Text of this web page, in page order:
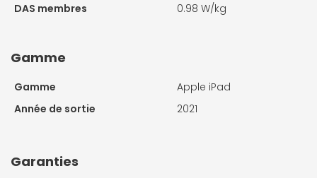
DAS membres
0.98 W/kg
Gamme
Gamme
Apple iPad
Année de sortie
2021
Garanties